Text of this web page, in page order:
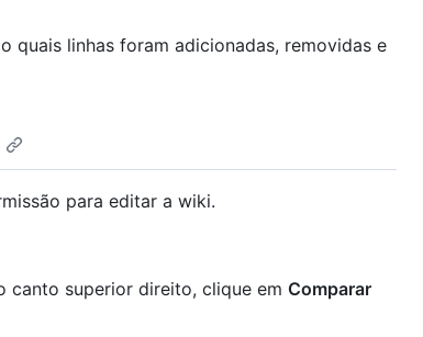
quais linhas foram adicionadas, removidas e
para editar a wiki.
canto superior direito, clique em Comparar